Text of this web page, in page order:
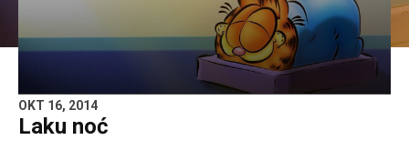
OKT 16, 2014
Laku noć